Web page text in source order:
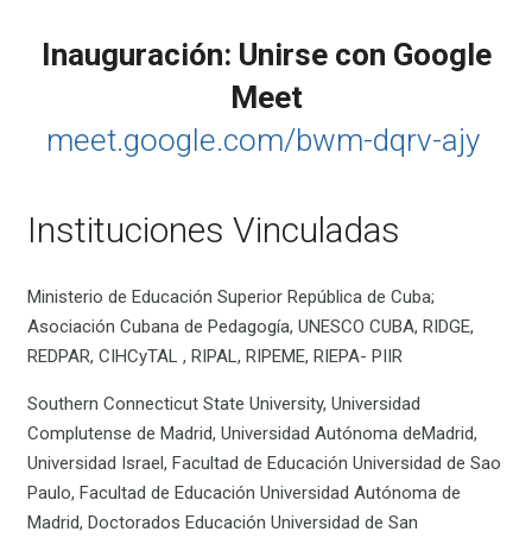
Inauguración: Unirse con Google
Meet
meet.google.com/bwm-dqrv-ajy
Instituciones Vinculadas
Ministerio de Educación Superior República de Cuba;
Asociación Cubana de Pedagogía, UNESCO CUBA, RIDGE,
REDPAR, CIHCyTAL , RIPAL, RIPEME, RIEPA- PIIR
Southern Connecticut State University, Universidad
Complutense de Madrid, Universidad Autónoma deMadrid,
Universidad Israel, Facultad de Educación Universidad de Sao
Paulo, Facultad de Educación Universidad Autónoma de
Madrid, Doctorados Educación Universidad de San